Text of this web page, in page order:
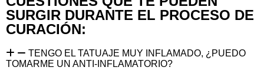
SURGIR DURANTE EL PROCESO DE
CURACIÓN:
TENGO EL TATUAJE MUY INFLAMADO, ¿PUEDO
TOMARME UN ANTI-INFLAMATORIO?